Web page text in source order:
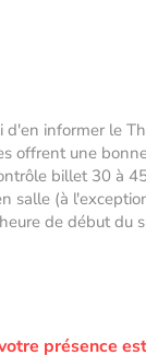
d'en informer le
offrent une
billet 30 à
salle (à
de début du
présence